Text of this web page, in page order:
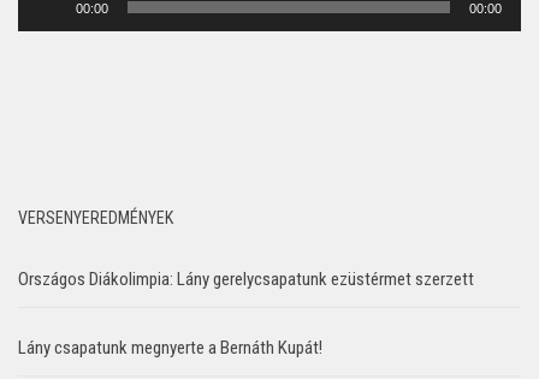
00:00 00:00
VERSENYEREDMÉNYEK
Országos Diákolimpia: Lány gerelycsapatunk ezüstérmet szerzett
Lány csapatunk megnyerte a Bernáth Kupát!